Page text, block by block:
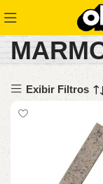
Exibir Filtros